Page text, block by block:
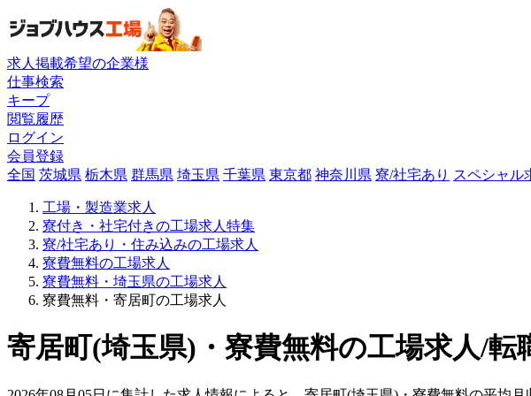
求人掲載希望の企業様
仕事検索
キープ
閲覧履歴
ログイン
会員登録
全国 茨城県 栃木県 群馬県 埼玉県 千葉県 東京都 神奈川県 寮/社宅あり スペシャル
工場・製造業求人
寮付き・社宅付きの工場求人特集
寮/社宅あり・住み込みの工場求人
寮費無料の工場求人
寮費無料・埼玉県の工場求人
寮費無料・寄居町の工場求人
寄居町(埼玉県)・寮費無料の工場求人/転